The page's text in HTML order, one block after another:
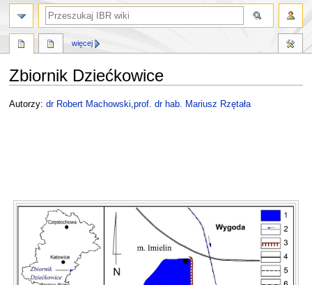
Zbiornik Dziećkowice
Przejdź
Przejdź
Autorzy: dr Robert Machowski prof. dr hab. Mariusz Rzętała
więcej
szukaj